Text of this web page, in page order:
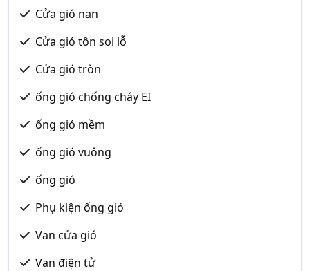
Cửa gió nan
Cửa gió tôn soi lỗ
Cửa gió tròn
ống gió chống cháy EI
ống gió mềm
ống gió vuông
ống gió
Phụ kiện ống gió
Van cửa gió
Van điện tử